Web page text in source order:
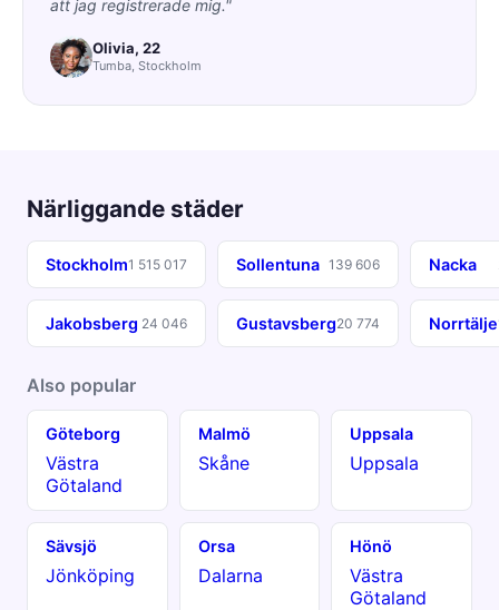
att jag registrerade mig."
Olivia, 22
Tumba, Stockholm
Närliggande städer
Stockholm1 515 017 Sollentuna 139 606 Nacka
Jakobsberg 24 046 Gustavsberg20 774 Norrtälje
Also popular
Göteborg
Västra
Götaland
Malmö
Skåne
Uppsala
Uppsala
Sävsjö
Jönköping
Orsa
Dalarna
Hönö
Västra
Götaland